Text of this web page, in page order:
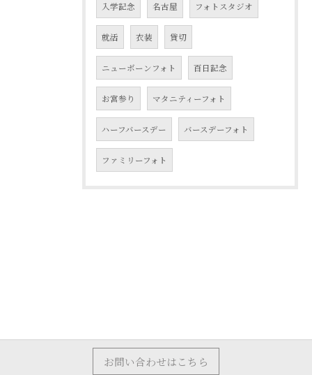
入学記念 名古屋 フォトスタジオ
就活 衣装 貸切
ニューボーンフォト 百日記念
お宮参り マタニティーフォト
ハーフバースデー バースデーフォト
ファミリーフォト
お問い合わせはこちら